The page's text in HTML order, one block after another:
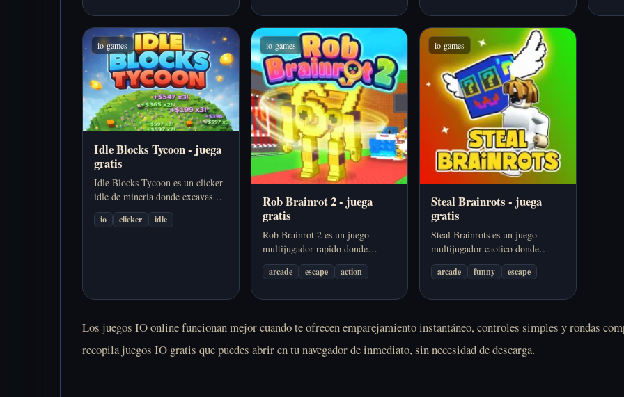
rápidas batallas de arena.
io-games
Idle Blocks Tycoon - juega
gratis
Idle Blocks Tycoon es un clicker
idle de mineria donde excavas
mas profundo, desbloqueas
minerales mejores, mejoras auto-
io clicker idle
io-games
Rob Brainrot 2 - juega
gratis
Rob Brainrot 2 es un juego
multijugador rapido donde
compras, robas y defiendes
personajes meme para hacer
gratis y sin descargas.
arcade escape action
io-games
Steal Brainrots - juega
gratis
Steal Brainrots es un juego
multijugador caotico donde
compras, robas y proteges
personajes meme para aumentar
y sin descargas.
arcade funny escape
Los juegos IO online funcionan mejor cuando te ofrecen emparejamiento instantáneo, controles simples y rondas
recopila juegos IO gratis que puedes abrir en tu navegador de inmediato, sin necesidad de descarga.